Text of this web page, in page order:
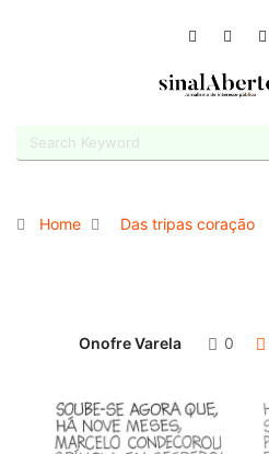
Home Das tripas coração
Onofre Varela 0